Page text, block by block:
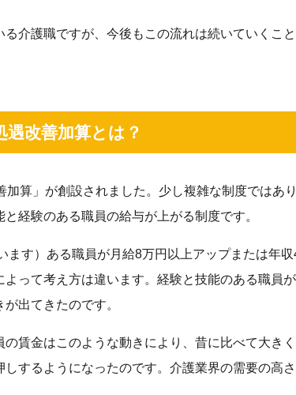
介護職ですが、今後もこの流れは続いていくこ
改善加算とは？
算」が創設されました。少し複雑な制度ではあ
経験のある職員の給与が上がる制度です。
す）ある職員が月給8万円以上アップまたは年
って考え方は違います。経験と技能のある職員
出てきたのです。
賃金はこのような動きにより、昔に比べて大き
するようになったのです。介護業界の需要の高